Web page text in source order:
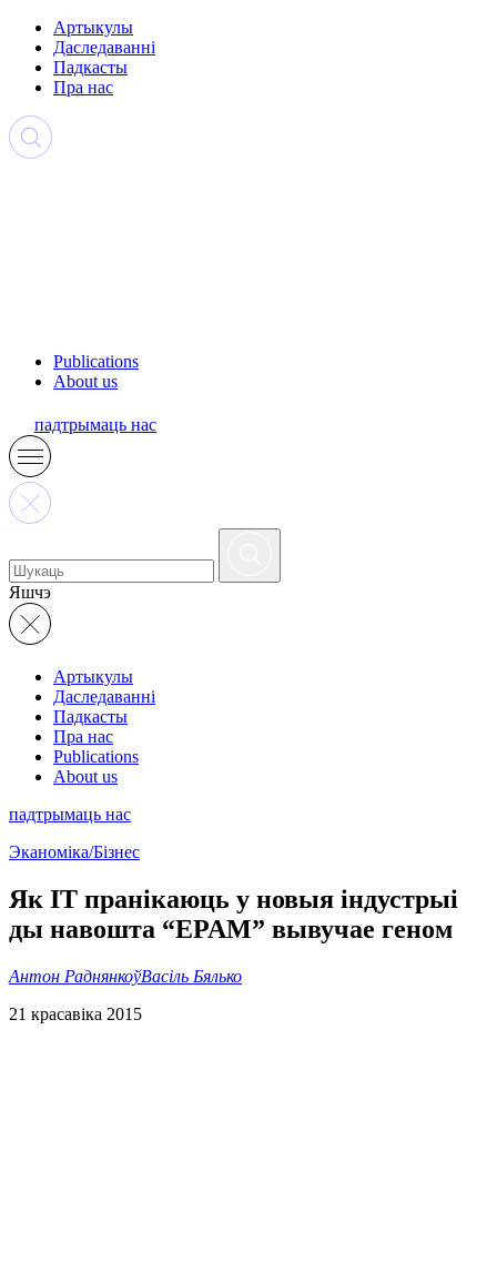
Артыкулы
Даследаванні
Падкасты
Пра нас
Publications
About us
падтрымаць нас
Яшчэ
Артыкулы
Даследаванні
Падкасты
Пра нас
Publications
About us
падтрымаць нас
Эканоміка/Бізнес
Як ІТ пранікаюць у новыя індустрыі
ды навошта “EPAM” вывучае геном
Антон РаднянкоўВасіль Бялько
21 красавіка 2015